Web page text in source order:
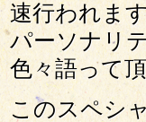
速行われま
パーソナリ
色々語って
このスペシ